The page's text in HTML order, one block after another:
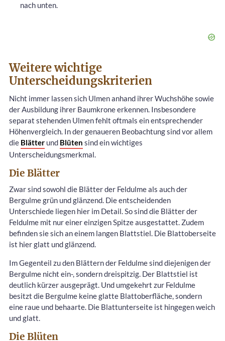
nach unten.
Weitere wichtige
Unterscheidungskriterien
Nicht immer lassen sich Ulmen anhand ihrer Wuchshöhe sowie
der Ausbildung ihrer Baumkrone erkennen. Insbesondere
separat stehenden Ulmen fehlt oftmals ein entsprechender
Höhenvergleich. In der genaueren Beobachtung sind vor allem
die Blätter und Blüten sind ein wichtiges
Unterscheidungsmerkmal.
Die Blätter
Zwar sind sowohl die Blätter der Feldulme als auch der
Bergulme grün und glänzend. Die entscheidenden
Unterschiede liegen hier im Detail. So sind die Blätter der
Feldulme mit nur einer einzigen Spitze ausgestattet. Zudem
befinden sie sich an einem langen Blattstiel. Die Blattoberseite
ist hier glatt und glänzend.
Im Gegenteil zu den Blättern der Feldulme sind diejenigen der
Bergulme nicht ein-, sondern dreispitzig. Der Blattstiel ist
deutlich kürzer ausgeprägt. Und umgekehrt zur Feldulme
besitzt die Bergulme keine glatte Blattoberfläche, sondern
eine raue und behaarte. Die Blattunterseite ist hingegen weich
und glatt.
Die Blüten